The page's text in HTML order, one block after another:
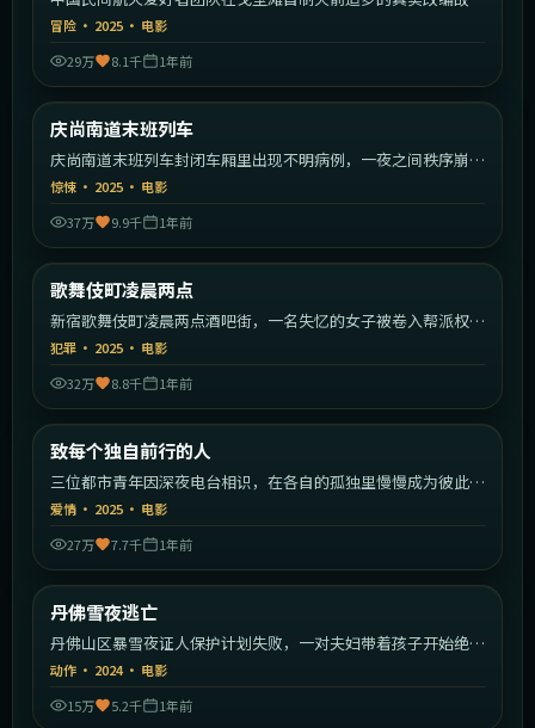
事。
冒险 · 2025 · 电影
29万
8.1千 1年前
最新
庆尚南道末班列车
庆尚南道末班列车封闭车厢里出现不明病例，一夜之间秩序崩
塌。
惊悚 · 2025 · 电影
37万
9.9千 1年前
最新
歌舞伎町凌晨两点
新宿歌舞伎町凌晨两点酒吧街，一名失忆的女子被卷入帮派权力
斗争。
犯罪 · 2025 · 电影
32万
8.8千 1年前
最新
致每个独自前行的人
三位都市青年因深夜电台相识，在各自的孤独里慢慢成为彼此的
灯塔。
爱情 · 2025 · 电影
27万
7.7千 1年前
最新
丹佛雪夜逃亡
丹佛山区暴雪夜证人保护计划失败，一对夫妇带着孩子开始绝命
逃亡。
动作 · 2024· 电影
15万
5.2千 1年前